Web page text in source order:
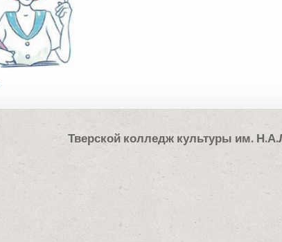
Тверской колледж культуры им.